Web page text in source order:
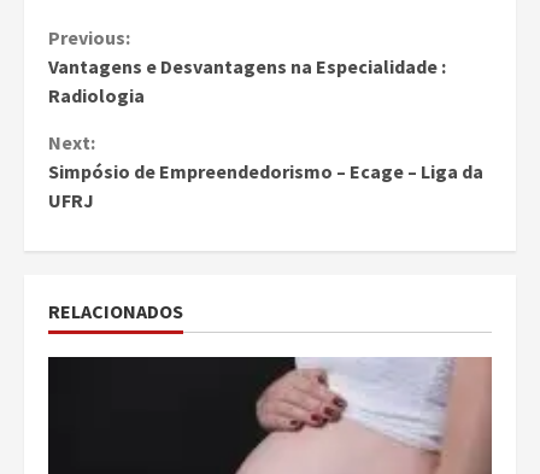
Continue
Reading
Previous:
Vantagens e Desvantagens na Especialidade :
Radiologia
Next:
Simpósio de Empreendedorismo – Ecage – Liga da
UFRJ
RELACIONADOS